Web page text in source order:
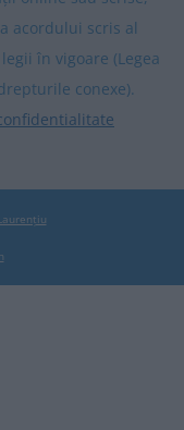
acordului scris al
în vigoare (Legea
conexe).